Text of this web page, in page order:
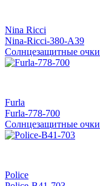
Nina Ricci
Nina-Ricci-380-A39
Солнцезащитные очки
Furla
Furla-778-700
Солнцезащитные очки
Police